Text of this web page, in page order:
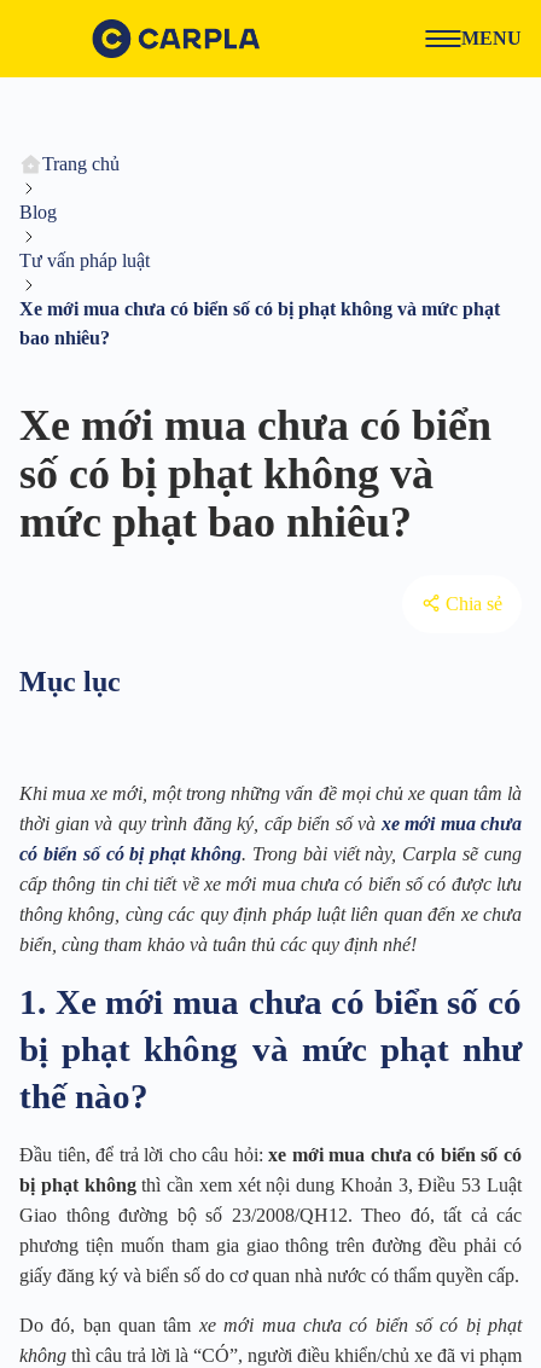
MENU
Trang chủ
Blog
Tư vấn pháp luật
Xe mới mua chưa có biển số có bị phạt không và mức phạt
bao nhiêu?
Xe mới mua chưa có biển
số có bị phạt không và
mức phạt bao nhiêu?
Chia sẻ
Khi mua xe mới, một trong những vấn đề mọi chủ xe quan tâm là
thời gian và quy trình đăng ký, cấp biển số và xe mới mua chưa
có biển số có bị phạt không. Trong bài viết này, Carpla sẽ cung
cấp thông tin chi tiết về xe mới mua chưa có biển số có được lưu
thông không, cùng các quy định pháp luật liên quan đến xe chưa
biển, cùng tham khảo và tuân thủ các quy định nhé!
1. Xe mới mua chưa có biển số có
bị phạt không và mức phạt như
thế nào?
Đầu tiên, để trả lời cho câu hỏi:xe mới mua chưa có biển số có
bị phạt khôngthì cần xem xét nội dung Khoản 3, Điều 53 Luật
Giao thông đường bộ số 23/2008/QH12. Theo đó, tất cả các
phương tiện muốn tham gia giao thông trên đường đều phải có
giấy đăng ký và biển số do cơ quan nhà nước có thẩm quyền cấp.
Do đó, bạn quan tâm xe mới mua chưa có biển số có bị phạt
không thì câu trả lời là “CÓ”, người điều khiển/chủ xe đã vi phạm
Mục lục